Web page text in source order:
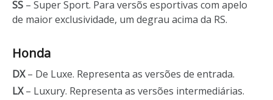
SS – Super Sport. Para versõs esportivas com apelo
de maior exclusividade, um degrau acima da RS.
Honda
DX– De Luxe. Representa as versões de entrada.
LX– Luxury. Representa as versões intermediárias.